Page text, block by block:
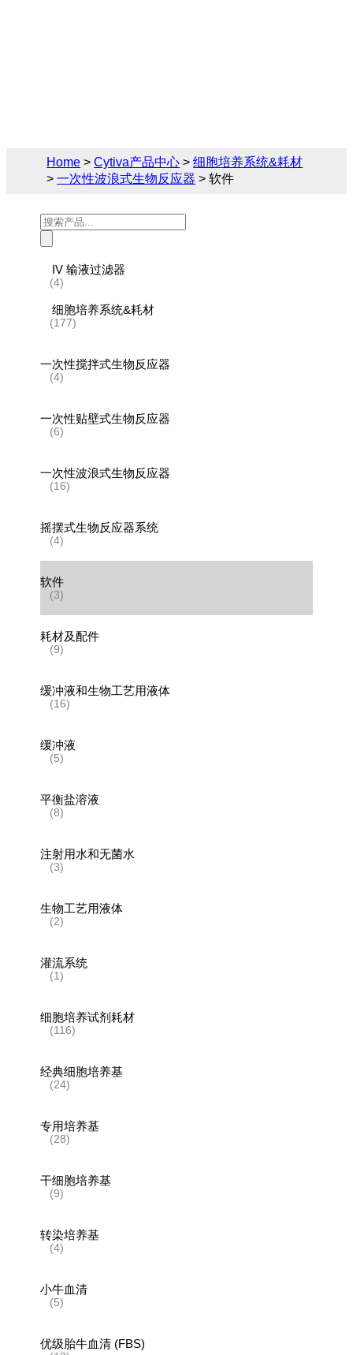
Home >Cytiva产品中心 >细胞培养系统&耗材
>一次性波浪式生物反应器 > 软件
Products
search
IV 输液过滤器
(4)
细胞培养系统&耗材
(177)
一次性搅拌式生物反应器
(4)
一次性贴壁式生物反应器
(6)
一次性波浪式生物反应器
(16)
摇摆式生物反应器系统
(4)
软件
(3)
耗材及配件
(9)
缓冲液和生物工艺用液体
(16)
缓冲液
(5)
平衡盐溶液
(8)
注射用水和无菌水
(3)
生物工艺用液体
(2)
灌流系统
(1)
细胞培养试剂耗材
(116)
经典细胞培养基
(24)
专用培养基
(28)
干细胞培养基
(9)
转染培养基
(4)
小牛血清
(5)
优级胎牛血清 (FBS)